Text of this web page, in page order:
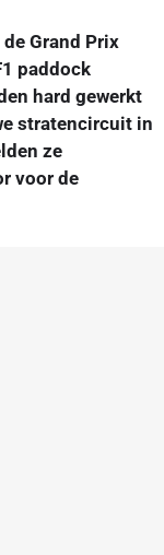
Grand Prix
paddock
hard gewerkt
stratencircuit in
ze
voor de